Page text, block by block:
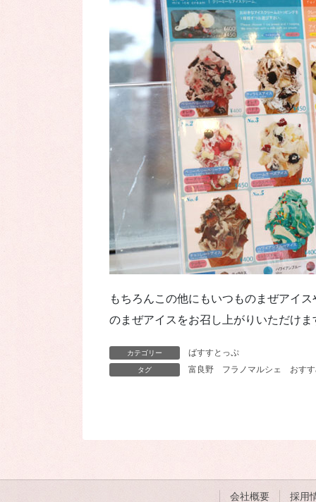
もちろんこの他にもいつものまぜアイ
のまぜアイスをお召し上がりいただけま
カテゴリー ばすすとっぷ
タグ 富良野 フラノマルシェ おす
会社概要 採用